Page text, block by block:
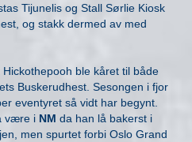
Tijunelis og Stall Sørlie Kiosk
og stakk dermed av med
Hickothepooh ble kåret til både
Buskerudhest. Sesongen i fjor
eventyret så vidt har begynt.
være i NM da han lå bakerst i
men spurtet forbi Oslo Grand